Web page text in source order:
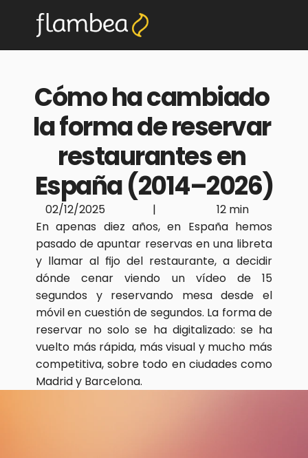
Cómo ha cambiado
la forma de reservar
restaurantes en
España (2014–2026)
02/12/2025 |
12 min
En apenas diez años, en España hemos
pasado de apuntar reservas en una libreta
y llamar al fijo del restaurante, a decidir
dónde cenar viendo un vídeo de 15
segundos y reservando mesa desde el
móvil en cuestión de segundos. La forma de
reservar no solo se ha digitalizado: se ha
vuelto más rápida, más visual y mucho más
competitiva, sobre todo en ciudades como
Madrid y Barcelona.